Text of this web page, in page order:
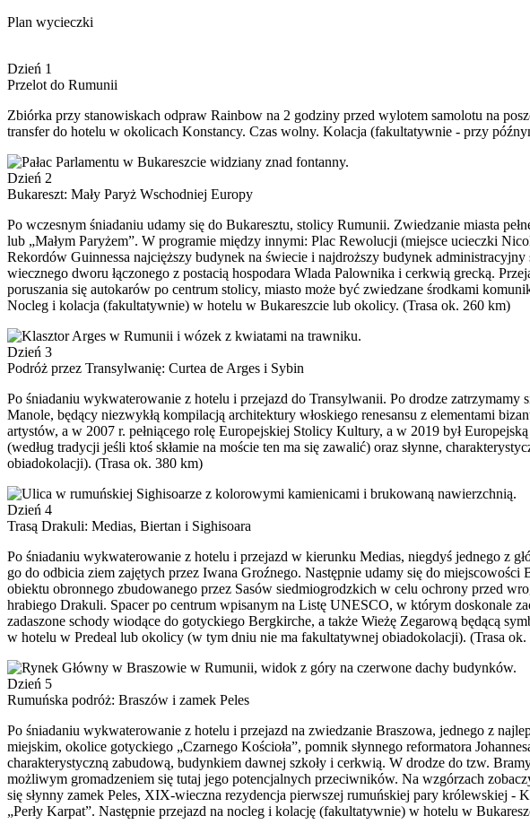
Plan wycieczki
Dzień 1
Przelot do Rumunii
Zbiórka przy stanowiskach odpraw Rainbow na 2 godziny przed wylotem samolotu na
transfer do hotelu w okolicach Konstancy. Czas wolny. Kolacja (fakultatywnie - przy
Dzień 2
Bukareszt: Mały Paryż Wschodniej Europy
Po wczesnym śniadaniu udamy się do Bukaresztu, stolicy Rumunii. Zwiedzanie miasta
lub „Małym Paryżem”. W programie między innymi: Plac Rewolucji (miejsce ucieczki
Rekordów Guinnessa najcięższy budynek na świecie i najdroższy budynek
wiecznego dworu łączonego z postacią hospodara Wlada Palownika i cerkwią grecką.
poruszania się autokarów po centrum stolicy, miasto może być zwiedzane środkami
Nocleg i kolacja (fakultatywnie) w hotelu w Bukareszcie lub okolicy. (Trasa ok. 260 km)
Dzień 3
Podróż przez Transylwanię: Curtea de Arges i Sybin
Po śniadaniu wykwaterowanie z hotelu i przejazd do Transylwanii. Po drodze
Manole, będący niezwykłą kompilacją architektury włoskiego renesansu z elementami
artystów, a w 2007 r. pełniącego rolę Europejskiej Stolicy Kultury, a w 2019 był
(według tradycji jeśli ktoś skłamie na moście ten ma się zawalić) oraz słynne,
obiadokolacji). (Trasa ok. 380 km)
Dzień 4
Trasą Drakuli: Medias, Biertan i Sighisoara
Po śniadaniu wykwaterowanie z hotelu i przejazd w kierunku Medias, niegdyś jednego z
go do odbicia ziem zajętych przez Iwana Groźnego. Następnie udamy się do
obiektu obronnego zbudowanego przez Sasów siedmiogrodzkich w celu ochrony przed
hrabiego Drakuli. Spacer po centrum wpisanym na Listę UNESCO, w którym doskonale
zadaszone schody wiodące do gotyckiego Bergkirche, a także Wieżę Zegarową będącą
w hotelu w Predeal lub okolicy (w tym dniu nie ma fakultatywnej obiadokolacji). (Trasa ok.
Dzień 5
Rumuńska podróż: Braszów i zamek Peles
Po śniadaniu wykwaterowanie z hotelu i przejazd na zwiedzanie Braszowa, jednego z
miejskim, okolice gotyckiego „Czarnego Kościoła”, pomnik słynnego reformatora
charakterystyczną zabudową, budynkiem dawnej szkoły i cerkwią. W drodze do tzw.
możliwym gromadzeniem się tutaj jego potencjalnych przeciwników. Na wzgórzach
się słynny zamek Peles, XIX-wieczna rezydencja pierwszej rumuńskiej pary królewskiej -
„Perły Karpat”. Następnie przejazd na nocleg i kolację (fakultatywnie) w hotelu w